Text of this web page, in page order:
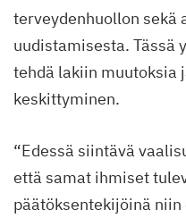
terveydenhuollon sekä
uudistamisesta. Tässä
tehdä lakiin muutoksia
keskittyminen.
“Edessä siintävä
että samat ihmiset
päätöksentekijöinä niin